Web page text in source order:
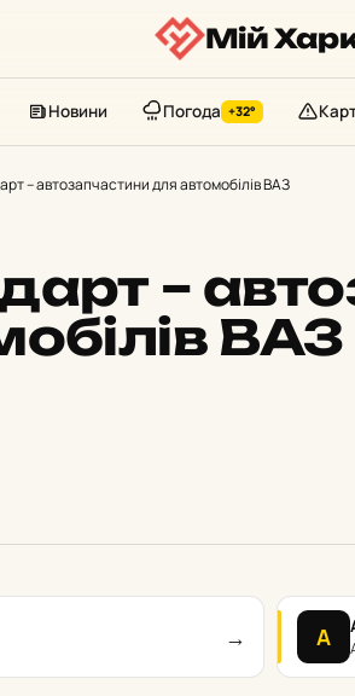
Мій
Новини Погода +32°
– автозапчастини для автомобілів ВАЗ
–
ВАЗ
→ А